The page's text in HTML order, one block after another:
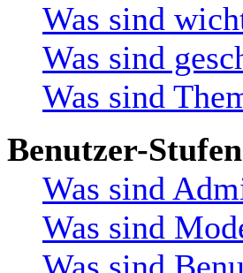
Was sind
Was sind
Was sind
Benutzer-
Was sind
Was sind